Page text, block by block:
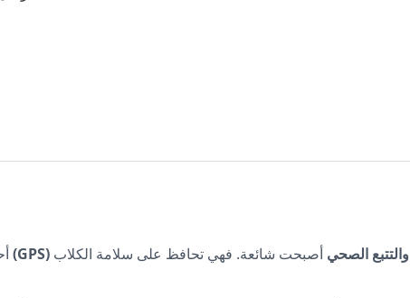
نظام تحديد المواقع العالمي (GPS) والتتبع الصحي أصبحت شائعة. فهي تحافظ على سلامة الكلاب